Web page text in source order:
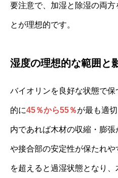
要注意で、加湿と除湿の両
とが理想的です。
湿度の理想的な範囲と
バイオリンを良好な状態で
的に45％から55％が最も適
内であれば木材の収縮・膨
や接合部の安定性が保たれ
を超えると過湿状態となり